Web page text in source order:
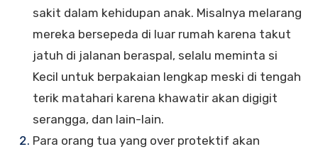
sakit dalam kehidupan anak. Misalnya melarang
mereka bersepeda di luar rumah karena takut
jatuh di jalanan beraspal, selalu meminta si
Kecil untuk berpakaian lengkap meski di tengah
terik matahari karena khawatir akan digigit
serangga, dan lain-lain.
Para orang tua yang over protektif akan